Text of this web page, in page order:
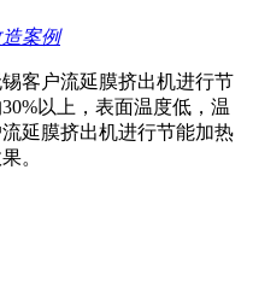
案例
客户流延膜挤出机进行节
以上，表面温度低，温
延膜挤出机进行节能加热
。